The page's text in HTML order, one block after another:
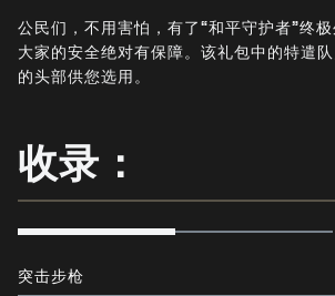
新闻
商店
支援
公民们，不用害怕，有了“和平守护者”终极
大家的安全绝对有保障。该礼包中的特遣
的头部供您选用。
收录：
突击步枪